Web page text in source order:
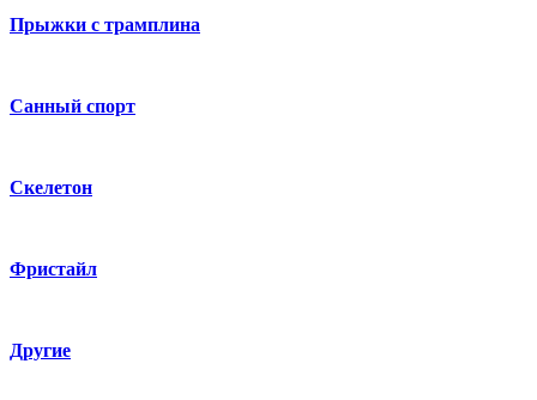
Прыжки с трамплина
Санный спорт
Скелетон
Фристайл
Другие